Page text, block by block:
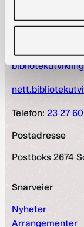
Telefon: 23 27
Postadresse
Postboks 2674
Snarveier
Nyheter
Arrangementer